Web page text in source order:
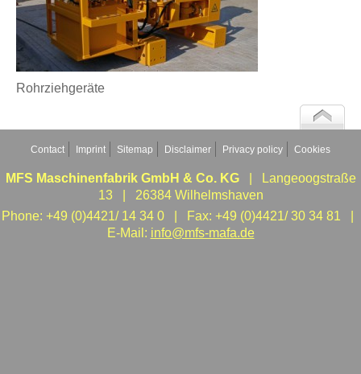
Rohrziehgeräte
Contact Imprint Sitemap Disclaimer Privacy policy Cookies
MFS Maschinenfabrik GmbH & Co. KG| Langeoogstraße
13 | 26384 Wilhelmshaven
Phone: +49 (0)4421/ 14 34 0 | Fax: +49 (0)4421/ 30 34 81 |
E-Mail: info@mfs-mafa.de